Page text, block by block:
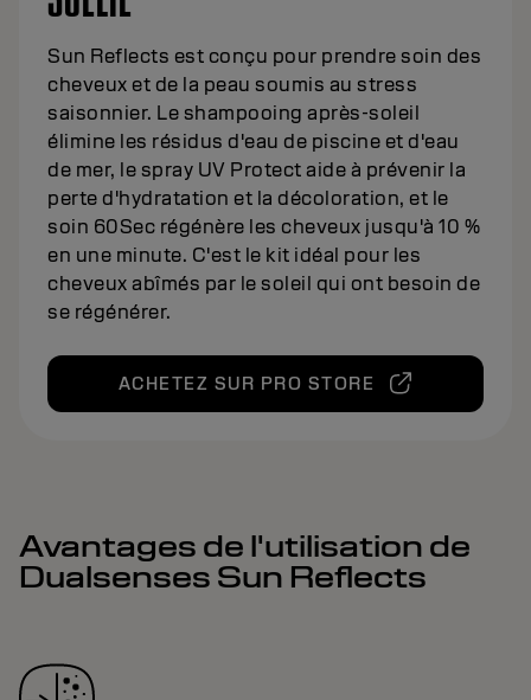
Sun Reflects est conçu pour prendre soin des
cheveux et de la peau soumis au stress
saisonnier. Le shampooing après-soleil
élimine les résidus d'eau de piscine et d'eau
de mer, le spray UV Protect aide à prévenir la
perte d'hydratation et la décoloration, et le
soin 60Sec régénère les cheveux jusqu'à 10 %
en une minute. C'est le kit idéal pour les
cheveux abîmés par le soleil qui ont besoin de
se régénérer.
ACHETEZ SUR PRO STORE
Avantages de l'utilisation de
Dualsenses Sun Reflects